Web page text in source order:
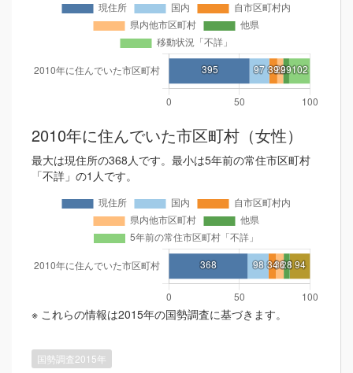
2010年に住んでいた市区町村（女性）
最大は現住所の368人です。最小は5年前の常住市区町村
「不詳」の1人です。
※ これらの情報は2015年の国勢調査に基づきます。
国勢調査2015年